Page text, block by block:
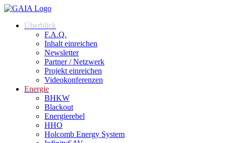
Überblick
F.A.Q.
Inhalt einreichen
Newsletter
Partner / Netzwerk
Projekt einreichen
Videokonferenzen
Energie
BHKW
Blackout
Energierebel
HHO
Holcomb Energy System